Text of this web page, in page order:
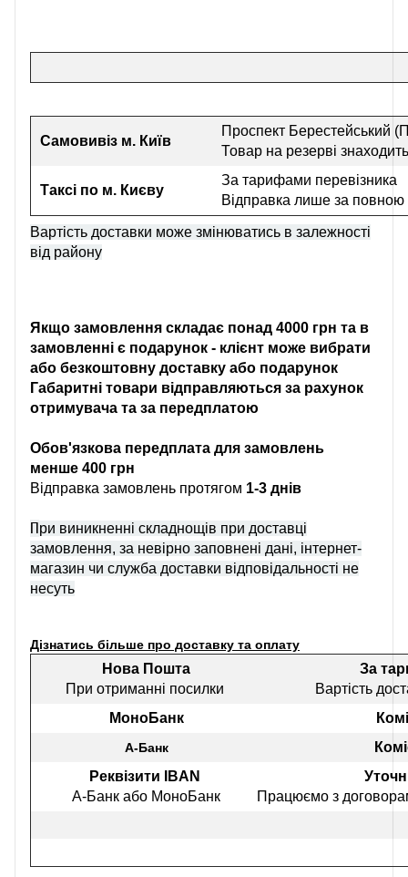
Самовивіз м. Київ
Проспект Берестейський
Товар на резерві
Таксі по м. Києву
За тарифами перевізника
Відправка лише за
Вартість доставки може змінюватись в залежності
від району
Якщо замовлення складає понад 4000 грн та в
замовленні є подарунок - клієнт може вибрати
або безкоштовну доставку або подарунок
Габаритні товари відправляються за рахунок
отримувача та за передплатою
Обов'язкова передплата для замовлень
менше 400 грн
Відправка замовлень протягом 1-3 днів
П ри виникненні складнощів при доставці
замовлення, за невірно заповнені дані, інтернет-
магазин чи служба доставки відповідальності не
несуть
Дізнатись більше про доставку та оплату
Нова Пошта
При отриманні посилки
За
Вартість
МоноБанк
А-Банк
Реквізити IBAN
А-Банк або МоноБанк
Працюємо з